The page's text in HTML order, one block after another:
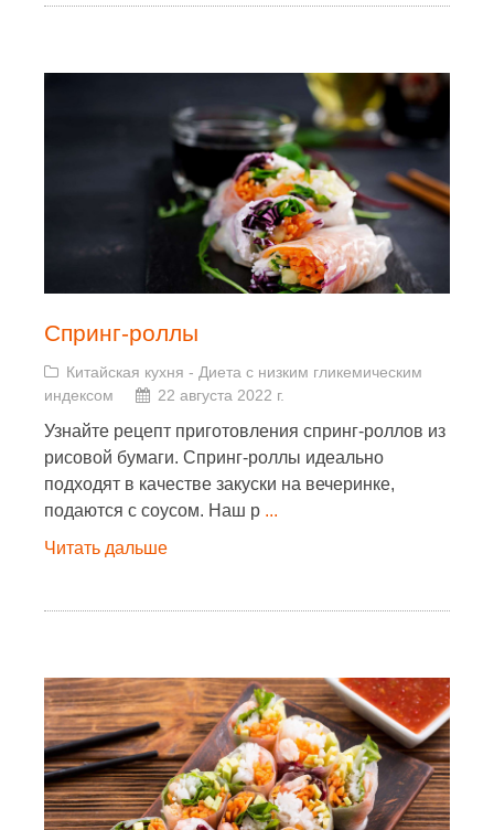
Спринг-роллы
Китайская кухня - Диета с низким гликемическим
индексом
22 августа 2022 г.
Узнайте рецепт приготовления спринг-роллов из
рисовой бумаги. Спринг-роллы идеально
подходят в качестве закуски на вечеринке,
подаются с соусом. Наш р ...
Читать дальше